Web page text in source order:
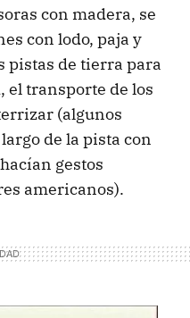
con madera, se
con lodo, paja y
pistas de tierra para
el transporte de los
(algunos
de la pista con
gestos
americanos).